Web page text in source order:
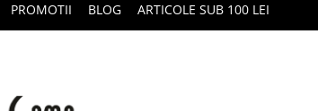
PROMOTII BLOG ARTICOLE SUB 100 LEI